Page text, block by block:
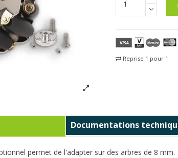
Reprise 1 pour 1
Documentations
permet de l'adapter sur des arbres de 8 mm.